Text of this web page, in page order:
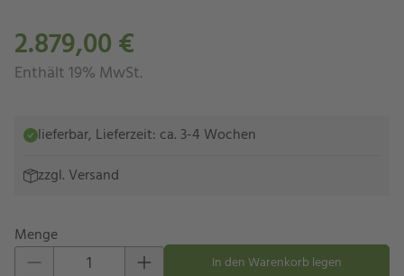
2.879,00 €
Enthält 19% MwSt.
lieferbar, Lieferzeit: ca. 3-4 Wochen
zzgl. Versand
Menge
Eins hinzufügen Eins entfernenIn den Warenkorb legen